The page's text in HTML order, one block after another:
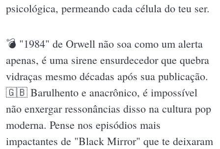
psicológica, permeando cada célula do teu ser.
💣 "1984" de Orwell não soa como um alerta
apenas, é uma sirene ensurdecedor que quebra
vidraças mesmo décadas após sua publicação.
🇬🇧 Barulhento e anacrônico, é impossível
não enxergar ressonâncias disso na cultura pop
moderna. Pense nos episódios mais
impactantes de "Black Mirror" que te deixaram